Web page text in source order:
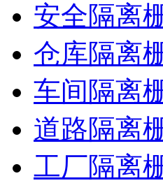
安全隔离
仓库隔离
车间隔离
道路隔离
工厂隔离